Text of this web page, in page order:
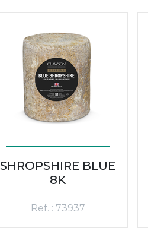
SHROPSHIRE BLUE
8K
Ref. : 73937